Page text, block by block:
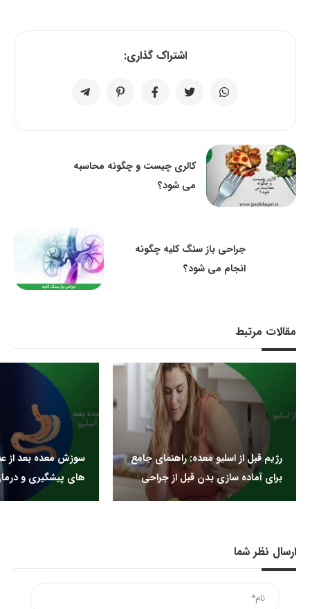
اشتراک گذاری:
کالری چیست و چگونه محاسبه
می شود؟
جراحی باز سنگ کلیه چگونه
انجام می شود؟
مقالات مرتبط
رژیم قبل از اسلیو معده: راهنمای جامع
برای آماده سازی بدن قبل از جراحی
سوزش معده بعد از
های پیشگیری و
ارسال نظر شما